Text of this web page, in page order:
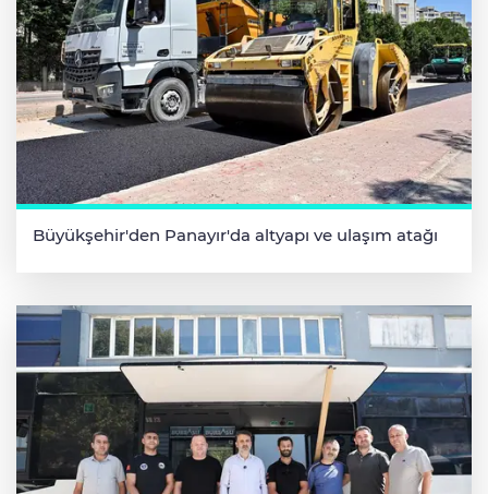
Büyükşehir'den Panayır'da altyapı ve ulaşım atağı